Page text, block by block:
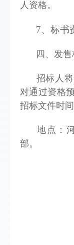
人资格。
7、标书
四、发
招标人
对通过资格
招标文件时
地点：
部。